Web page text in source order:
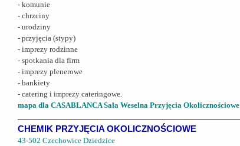
- komunie
- chrzciny
- urodziny
- przyjęcia (stypy)
- imprezy rodzinne
- spotkania dla firm
- imprezy plenerowe
- bankiety
- catering i imprezy cateringowe.
mapa dla CASABLANCA Sala Weselna Przyjęcia Okolicznościowe
CHEMIK PRZYJĘCIA OKOLICZNOŚCIOWE
43-502 Czechowice Dziedzice